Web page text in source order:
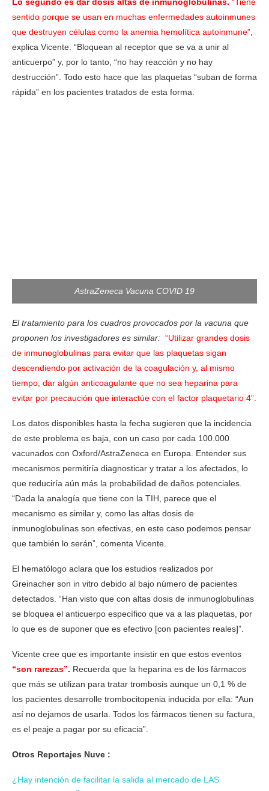
sentido porque se usan en muchas enfermedades autoinmunes
que destruyen células como la anemia hemolítica autoinmune”
explica Vicente. “Bloquean al receptor que se va a unir al
anticuerpo” y, por lo tanto, “no hay reacción y no hay
destrucción”. Todo esto hace que las plaquetas “suban de forma
rápida” en los pacientes tratados de esta forma.
AstraZeneca Vacuna COVID 19
El tratamiento para los cuadros provocados por la vacuna que
proponen los investigadores es similar: “Utilizar grandes dosis
de inmunoglobulinas para evitar que las plaquetas sigan
descendiendo por activación de la coagulación y, al mismo
tiempo, dar algún anticoagulante que no sea heparina para
evitar por precaución que interactúe con el factor plaquetario 4”.
Los datos disponibles hasta la fecha sugieren que la incidencia
de este problema es baja, con un caso por cada 100.000
vacunados con Oxford/AstraZeneca en Europa. Entender sus
mecanismos permitiría diagnosticar y tratar a los afectados, lo
que reduciría aún más la probabilidad de daños potenciales.
“Dada la analogía que tiene con la TIH, parece que el
mecanismo es similar y, como las altas dosis de
inmunoglobulinas son efectivas, en este caso podemos pensar
que también lo serán”, comenta Vicente.
El hematólogo aclara que los estudios realizados por
Greinacher son in vitro debido al bajo número de pacientes
detectados. “Han visto que con altas dosis de inmunoglobulinas
se bloquea el anticuerpo específico que va a las plaquetas, por
lo que es de suponer que es efectivo [con pacientes reales]”.
Vicente cree que es importante insistir en que estos eventos
“son rarezas”. Recuerda que la heparina es de los fármacos
que más se utilizan para tratar trombosis aunque un 0,1 % de
los pacientes desarrolle trombocitopenia inducida por ella: “Aun
así no dejamos de usarla. Todos los fármacos tienen su factura,
es el peaje a pagar por su eficacia”.
Otros Reportajes Nuve :
¿Hay intención de facilitar la salida al mercado de LAS